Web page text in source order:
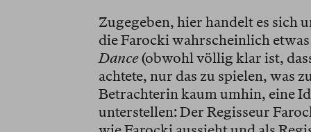
Zugegeben, hier handelt es sich
die Farocki wahrscheinlich
Dance(obwohl völlig klar ist,
achtete, nur das zu spielen, was
Betrachterin kaum umhin, eine
unterstellen: Der Regisseur